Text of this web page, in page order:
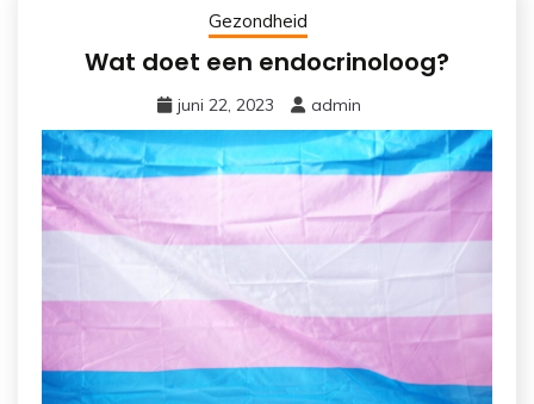
Gezondheid
Wat doet een endocrinoloog?
juni 22, 2023 admin